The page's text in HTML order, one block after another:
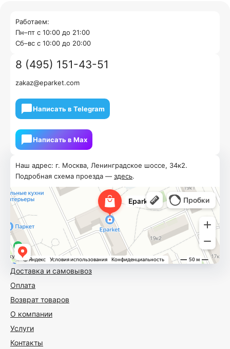
Доставка и самовывоз
Оплата
Возврат товаров
О компании
Услуги
Контакты
Наш адрес: г. Москва, Ленинградское шоссе, 34к2.
Подробная схема проезда — здесь.
Работаем:
Пн–пт с 10:00 до 21:00
Cб–вс с 10:00 до 20:00
8 (495) 151-43-51
zakaz@eparket.com
Написать в Telegram
Написать в Мах